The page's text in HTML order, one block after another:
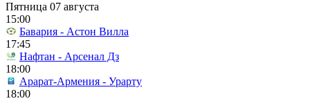
Пятница 07 августа
15:00
Бавария - Астон Вилла
17:45
Нафтан - Арсенал Дз
18:00
Арарат-Армения - Урарту
18:00